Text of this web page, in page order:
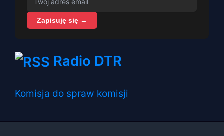
Zapisuję się →
Radio DTR
Komisja do spraw komisji